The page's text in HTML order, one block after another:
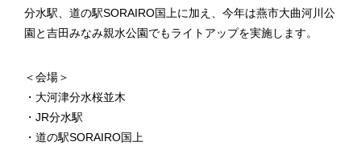
分水駅、道の駅SORAIRO国上に加え、今年は燕市大曲河川公
園と吉田みなみ親水公園でもライトアップを実施します。
＜会場＞
・大河津分水桜並木
・JR分水駅
・道の駅SORAIRO国上